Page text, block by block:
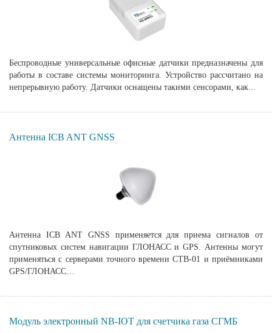
Беспроводные универсальные офисные датчики предназначены для
работы в составе системы мониторинга. Устройство рассчитано на
непрерывную работу. Датчики оснащены такими сенсорами, как...
Антенна ICB ANT GNSS
Антенна ICB ANT GNSS применяется для приема сигналов от
спутниковых систем навигации ГЛОНАСС и GPS. Антенны могут
применяться с серверами точного времени СТВ-01 и приёмниками
GPS/ГЛОНАСС…
Модуль электронный NB-IOT для счетчика газа СГМБ